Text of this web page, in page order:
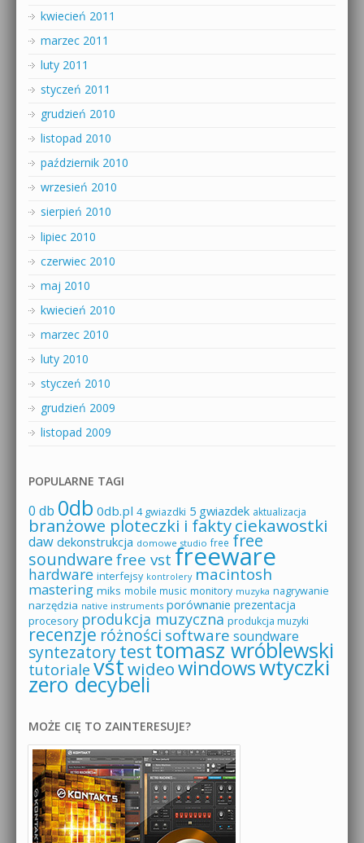
kwiecień 2011
marzec 2011
luty 2011
styczeń 2011
grudzień 2010
listopad 2010
październik 2010
wrzesień 2010
sierpień 2010
lipiec 2010
czerwiec 2010
maj 2010
kwiecień 2010
marzec 2010
luty 2010
styczeń 2010
grudzień 2009
listopad 2009
POPULARNE TAGI
0 db 0db 0db.pl 4 gwiazdki 5 gwiazdek aktualizacja
branżowe ploteczki i faktyciekawostki
daw dekonstrukcja domowe studio free free
soundware free vst freeware
hardware interfejsy kontrolery macintosh
mastering miks mobile music monitory muzyka nagrywanie
narzędzia native instruments porównanie prezentacja
procesory produkcja muzyczna produkcja muzyki
recenzje różności software soundware
syntezatorytesttomasz wróblewski
tutoriale vstwideowindowswtyczki
zero decybeli
MOŻE CIĘ TO ZAINTERESUJE?